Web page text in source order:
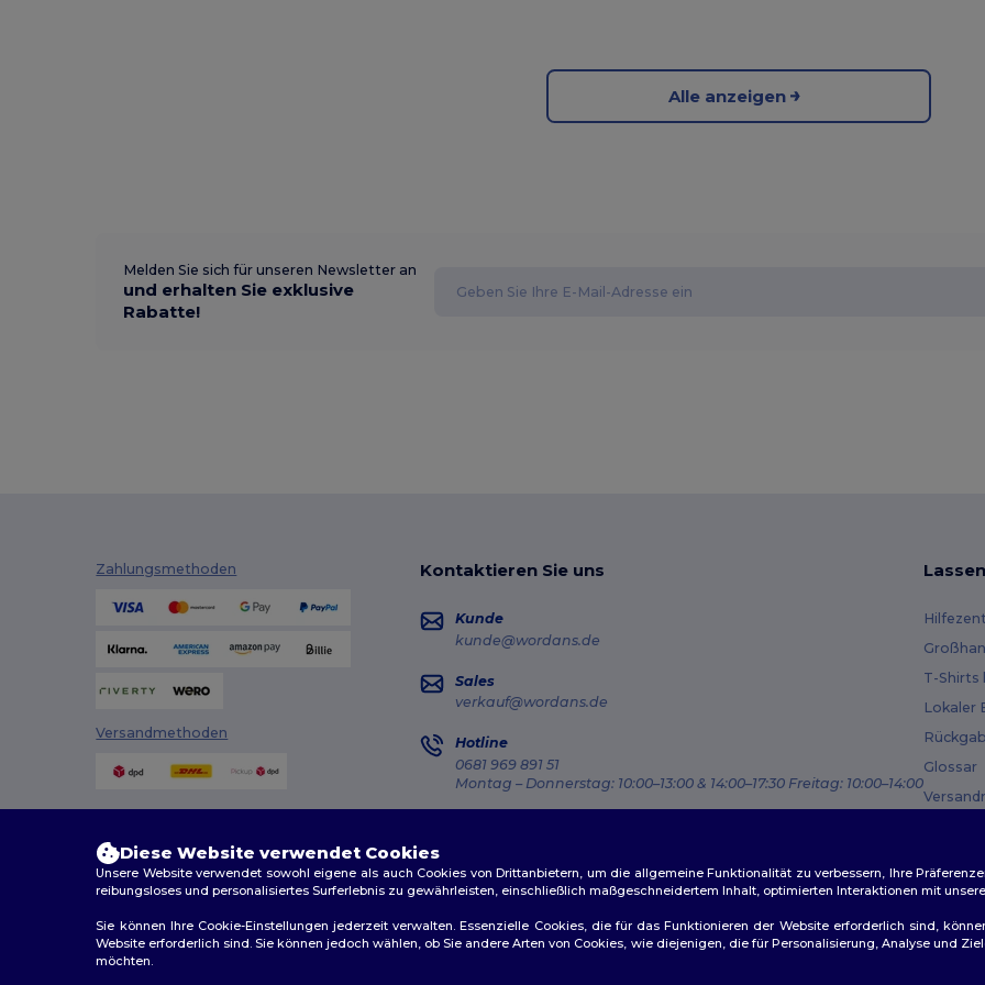
Alle anzeigen
Melden Sie sich für unseren Newsletter an
und erhalten Sie exklusive
Rabatte!
Zahlungsmethoden
Versandmethoden
Kontaktieren Sie uns
Kunde
kunde@wordans.de
Sales
verkauf@wordans.de
Hotline
0681 969 891 51
Montag – Donnerstag: 10:00–13:00 & 14:00–17:30 Freitag: 10:00–14:00
T-Shirts
Lokaler
Glossar
2026. Alle Rechte vorbehalten
Diese Website verwendet Cookies
Unsere Website verwendet sowohl eigene als auch Cookies von Drittanbietern, um die allgemeine Funktionalität zu verbessern, Ihre
reibungsloses und personalisiertes Surferlebnis zu gewährleisten, einschließlich maßgeschneidertem Inhalt, optimierten Interaktionen mit
Sie können Ihre Cookie-Einstellungen jederzeit verwalten. Essenzielle Cookies, die für das Funktionieren der Website erforderlich sind,
Website erforderlich sind. Sie können jedoch wählen, ob Sie andere Arten von Cookies, wie diejenigen, die für Personalisierung, Analyse und
möchten.